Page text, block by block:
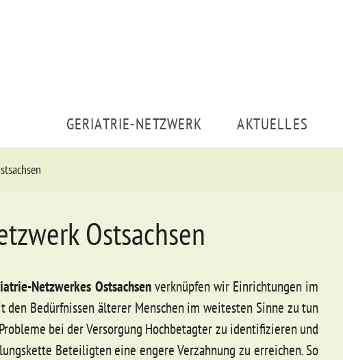
GERIATRIE-NETZWERK AKTUELLES
Ostsachsen
Netzwerkes Ostsachsenverknüpfen wir Einrichtungen im
den Bedürfnissen älterer Menschen im weitesten Sinne zu tun
bei der Versorgung Hochbetagter zu identifizieren und
Beteiligten eine engere Verzahnung zu erreichen. So